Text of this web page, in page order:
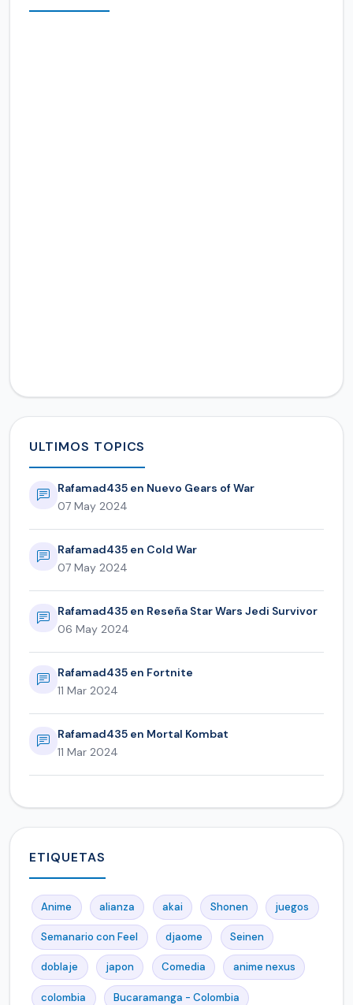
ULTIMOS TOPICS
Rafamad435 en Nuevo Gears of War
07 May 2024
Rafamad435 en Cold War
07 May 2024
Rafamad435 en Reseña Star Wars Jedi Survivor
06 May 2024
Rafamad435 en Fortnite
11 Mar 2024
Rafamad435 en Mortal Kombat
11 Mar 2024
ETIQUETAS
Anime alianza akai Shonen juegos
Semanario con Feel djaome Seinen
doblaje japon Comedia anime nexus
colombia Bucaramanga - Colombia